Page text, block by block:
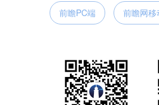
前瞻PC端 前瞻网移